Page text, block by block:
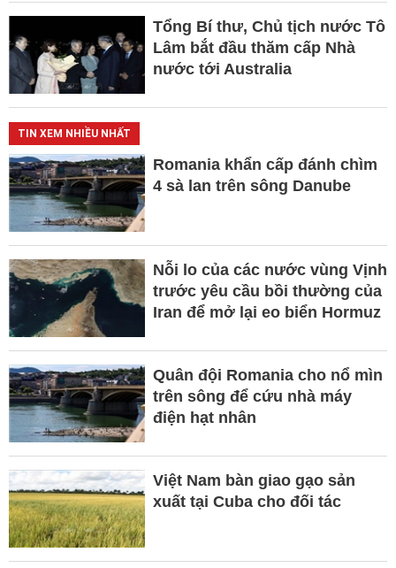
Tổng Bí thư, Chủ tịch nước Tô
Lâm bắt đầu thăm cấp Nhà
nước tới Australia
TIN XEM NHIỀU NHẤT
Romania khẩn cấp đánh chìm
4 sà lan trên sông Danube
Nỗi lo của các nước vùng Vịnh
trước yêu cầu bồi thường của
Iran để mở lại eo biển Hormuz
Quân đội Romania cho nổ mìn
trên sông để cứu nhà máy
điện hạt nhân
Việt Nam bàn giao gạo sản
xuất tại Cuba cho đối tác